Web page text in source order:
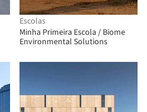
Escolas
Minha Primeira Escola / Biome
Environmental Solutions